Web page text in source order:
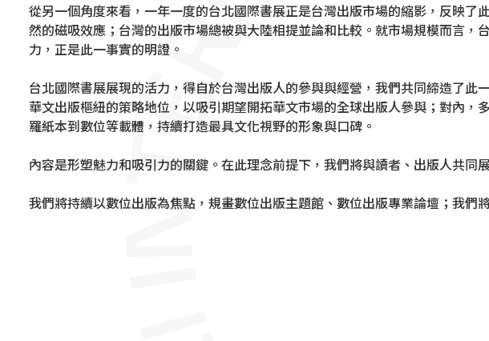
從另一個角度來看，一年一度的台北國際書展正是台灣出版市場的縮影，反映
然的磁吸效應；台灣的出版市場總被與大陸相提並論和比較。就市場規模而言
力，正是此一事實的明證。
台北國際書展展現的活力，得自於台灣出版人的參與與經營，我們共同締造了
華文出版樞紐的策略地位，以吸引期望開拓華文市場的全球出版人參與；對內
羅紙本到數位等載體，持續打造最具文化視野的形象與口碑。
內容是形塑魅力和吸引力的關鍵。在此理念前提下，我們將與讀者、出版人共
我們將持續以數位出版為焦點，規畫數位出版主題館、數位出版專業論壇；我